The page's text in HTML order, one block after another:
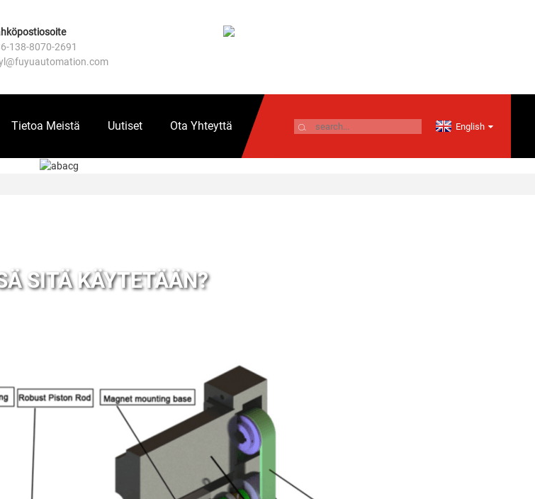
138-8070-2691
Tietoa Meistä Uutiset Ota Yhteyttä English
SITÄ KÄYTETÄÄN?